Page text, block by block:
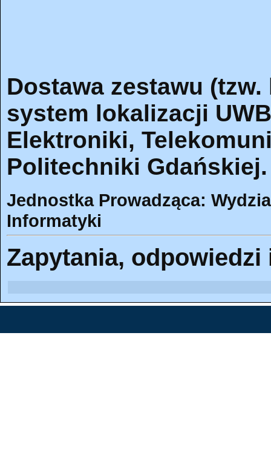
Dostawa zestawu
system lokalizacji
Elektroniki,
Politechniki Gdańskiej.
Jednostka Prowadząca:
Informatyki
Zapytania, odpowiedzi